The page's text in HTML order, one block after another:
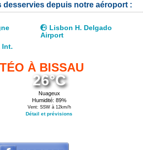
desservies depuis notre aéroport :
Lisbon H. Delgado
Airport
Int.
À BISSAU
26°C
Nuageux
Humidité: 89%
Vent: SSW à 12km/h
Détail et prévisions